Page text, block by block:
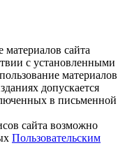
сайта
с установленными
материалов
допускается
в письменной
сайта возможно
Пользовательским